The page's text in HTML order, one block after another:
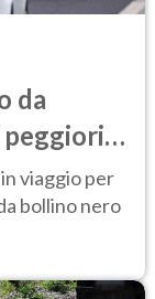
da
peggiori
viaggio per
bollino nero